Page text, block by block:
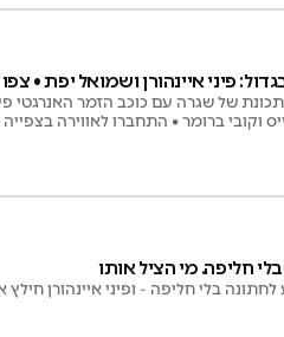
פיני איינהורן ושמואל יפת • צפו
של שגרה עם כוכב הזמר האנרגטי
וקובי ברומר • התחברו לאווירה
חליפה. מי הציל אותו
לחתונה בלי חליפה - ופיני איינהורן